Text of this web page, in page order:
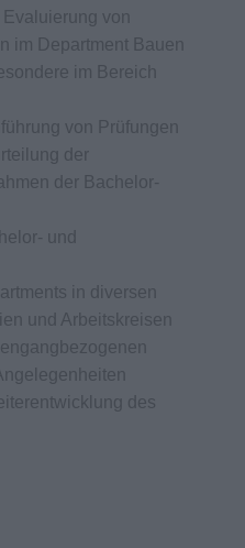
von
im Department Bauen
im Bereich
von Prüfungen
der
der Bachelor-
und
in diversen
und Arbeitskreisen
des